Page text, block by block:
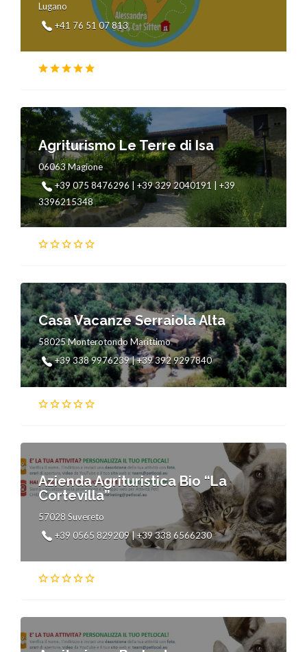
Lugano
+41 76 51 07 813
Agriturismo Le Terre di Isa
06063 Magione
+39 075 8476296 | +39 329 2040191 | +39
3396215348
Casa Vacanze Serraiola Alta
58025 Monterotondo Marittimo
+39 338 9976239 | +39 392 9297840
Azienda Agrituristica Bio “La
Cortevilla”
57028 Suvereto
+39 0565 829209 | +39 338 6566230